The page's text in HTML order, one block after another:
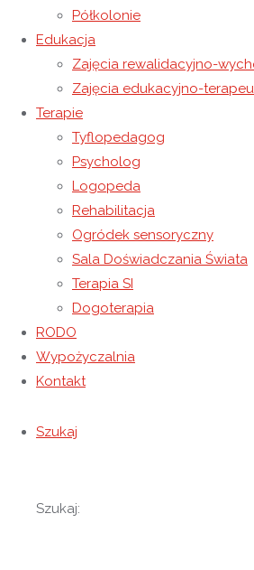
Półkolonie
Edukacja
Zajęcia rewalidacyjno-
Zajęcia edukacyjno-
Terapie
Tyflopedagog
Psycholog
Logopeda
Rehabilitacja
Ogródek sensoryczny
Sala Doświadczania Świata
Terapia SI
Dogoterapia
RODO
Wypożyczalnia
Kontakt
Szukaj
Szukaj:
okazji logopedki przygotowały
wychowanków różnego
zabawy logopedyczne,
oddechowe i artykulacyjne. Na
przeczytaliśmy bajkę po
przytulić”. Wychowankowie
zaangażowaniem uczestniczyli